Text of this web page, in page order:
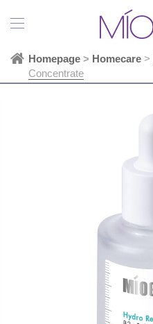
Homepage > Homecare >
Concentrate